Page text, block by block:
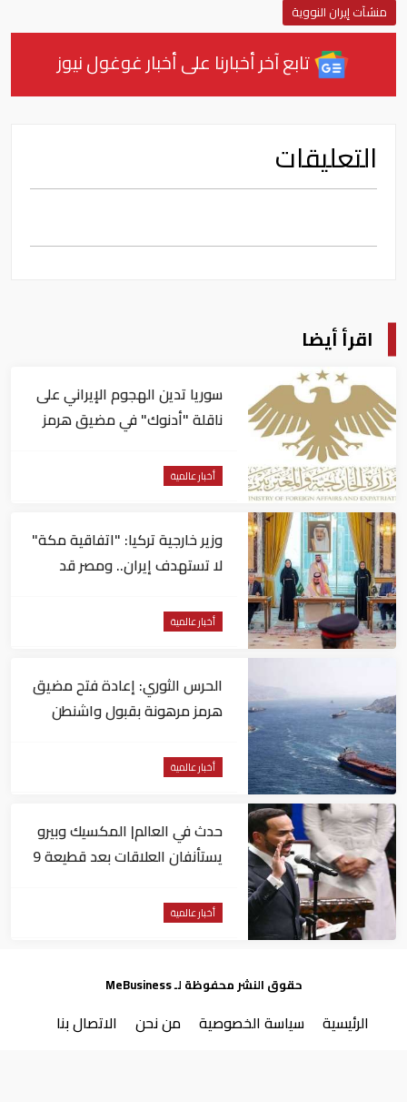
منشآت إيران النووية
تابع آخر أخبارنا على أخبار غوغول نيوز
التعليقات
اقرأ أيضا
سوريا تدين الهجوم الإيراني على
ناقلة "أدنوك" في مضيق هرمز ‏
أخبار عالمية
وزير خارجية تركيا: "اتفاقية مكة"
لا تستهدف إيران.. ومصر قد
أخبار عالمية
الحرس الثوري: إعادة فتح مضيق
هرمز مرهونة بقبول واشنطن
أخبار عالمية
حدث في العالم| المكسيك وبيرو
يستأنفان العلاقات بعد قطيعة 9
لكولومبيا
أخبار عالمية
حقوق النشر محفوظة لـ MeBusiness
الرئيسية سياسة الخصوصية من نحن الاتصال بنا